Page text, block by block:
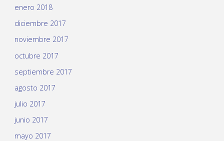
enero 2018
diciembre 2017
noviembre 2017
octubre 2017
septiembre 2017
agosto 2017
julio 2017
junio 2017
mayo 2017